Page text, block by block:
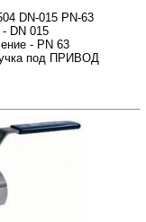
DN-015 PN-63
DN 015
- PN 63
под ПРИВОД